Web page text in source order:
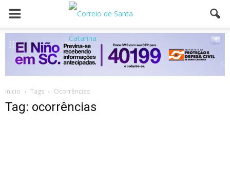
Inicio Tags Ocorrências
Tag: ocorrências